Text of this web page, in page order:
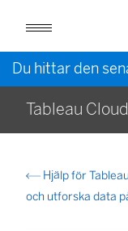
Du hittar den
Tableau
Hjälp för Tableau
och utforska data